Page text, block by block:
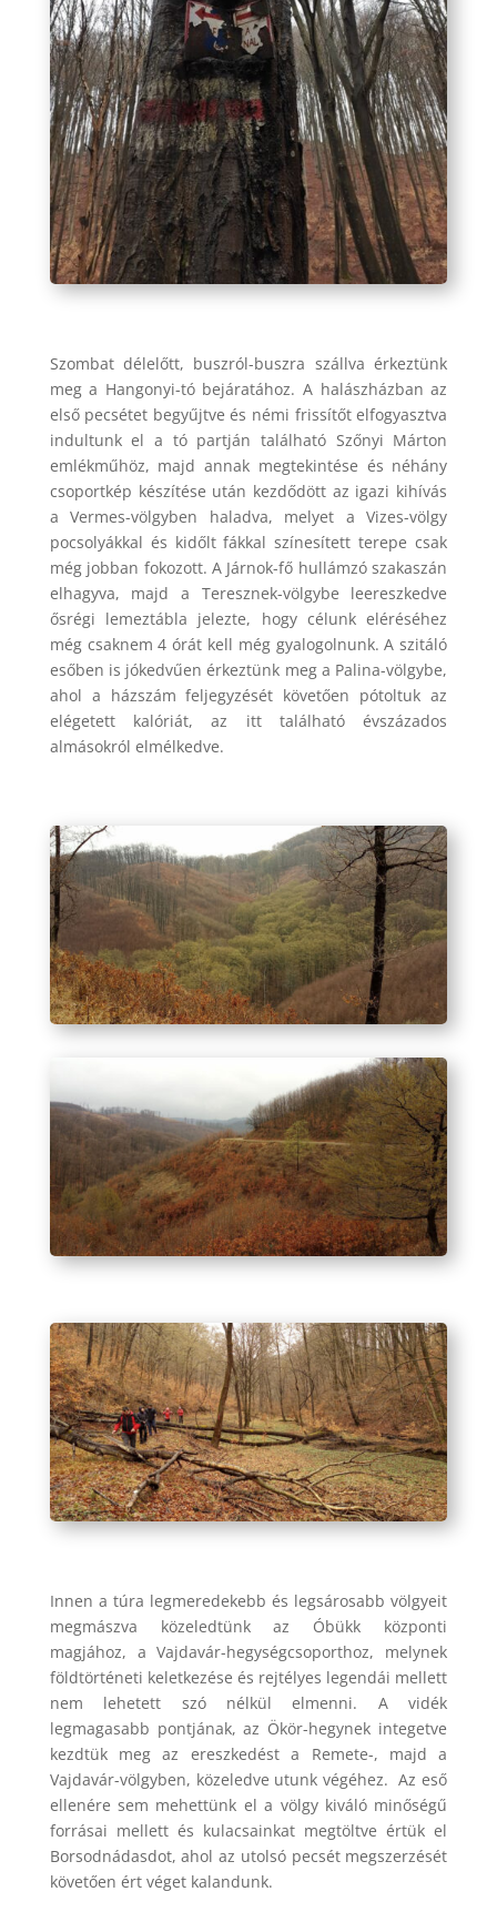
Szombat délelőtt, buszról-buszra szállva érkeztünk
meg a Hangonyi-tó bejáratához. A halászházban az
első pecsétet begyűjtve és némi frissítőt elfogyasztva
indultunk el a tó partján található Szőnyi Márton
emlékműhöz, majd annak megtekintése és néhány
csoportkép készítése után kezdődött az igazi kihívás
a Vermes-völgyben haladva, melyet a Vizes-völgy
pocsolyákkal és kidőlt fákkal színesített terepe csak
még jobban fokozott. A Járnok-fő hullámzó szakaszán
elhagyva, majd a Teresznek-völgybe leereszkedve
ősrégi lemeztábla jelezte, hogy célunk eléréséhez
még csaknem 4 órát kell még gyalogolnunk. A szitáló
esőben is jókedvűen érkeztünk meg a Palina-völgybe,
ahol a házszám feljegyzését követően pótoltuk az
elégetett kalóriát, az itt található évszázados
almásokról elmélkedve.
Innen a túra legmeredekebb és legsárosabb völgyeit
megmászva közeledtünk az Óbükk központi
magjához, a Vajdavár-hegységcsoporthoz, melynek
földtörténeti keletkezése és rejtélyes legendái mellett
nem lehetett szó nélkül elmenni. A vidék
legmagasabb pontjának, az Ökör-hegynek integetve
kezdtük meg az ereszkedést a Remete-, majd a
Vajdavár-völgyben, közeledve utunk végéhez. Az eső
ellenére sem mehettünk el a völgy kiváló minőségű
forrásai mellett és kulacsainkat megtöltve értük el
Borsodnádasdot, ahol az utolsó pecsét megszerzését
követően ért véget kalandunk.